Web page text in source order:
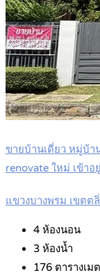
ขายบ้านเดี่ยว หมู่บ้า
renovate ใหม่ เข้า
แขวงบางพรม เขตต
4 ห้องนอน
3 ห้องน้ำ
176 ตารางเม